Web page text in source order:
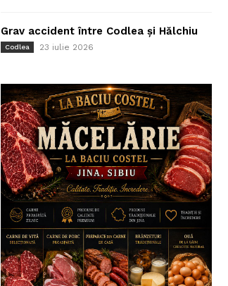
Grav accident între Codlea și Hălchiu
Codlea 23 iulie 2026